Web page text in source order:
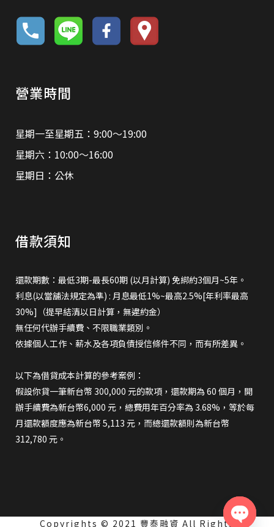
營業時間
星期一至星期五：9:00～19:00
星期六：10:00～16:00
星期日：公休
借款須知
還款期數：最低3期-最長60期 (以月計算) 免綁約3個月~5年。
利息(以當舖法規定為準) : 月息最低1%~最高2.5%[年利率最高
30%]（提早結清以日計算，無違約金）
無任何代辦手續費、不限職業類別。
依據個人工作、薪水及各項負債授信條件不同，而有所差異。
以下為借貸成本計算的參考案例：
假設你貸一筆新台幣 300,000 元的款項，還款期為 60 個月，開
辦手續費為新台幣6,000 元，總費用年百分率為 3.68%，等於每
月還款額度應為新台幣 5,113 元，而總還款額則為新台幣
312,780 元。
Copyrights © 2021 豐泰融資 All Rights